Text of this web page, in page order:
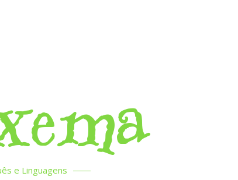
e Linguagens